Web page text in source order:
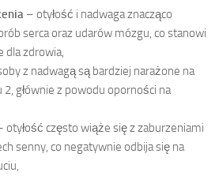
– otyłość i nadwaga znacząco
serca oraz udarów mózgu, co stanowi
dla zdrowia,
z nadwagą są bardziej narażone na
głównie z powodu oporności na
otyłość często wiąże się z zaburzeniami
senny, co negatywnie odbija się na